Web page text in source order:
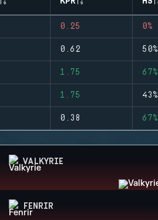
0.25 0%
0.62 50%
1.75 67%
1.75 43%
0.38 67%
VALKYRIE
FENRIR